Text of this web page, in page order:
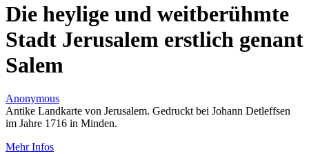
Die heylige und weitberühmte
Stadt Jerusalem erstlich genant
Salem
Anonymous
Antike Landkarte von Jerusalem. Gedruckt bei Johann Detleffsen
im Jahre 1716 in Minden.
Mehr Infos